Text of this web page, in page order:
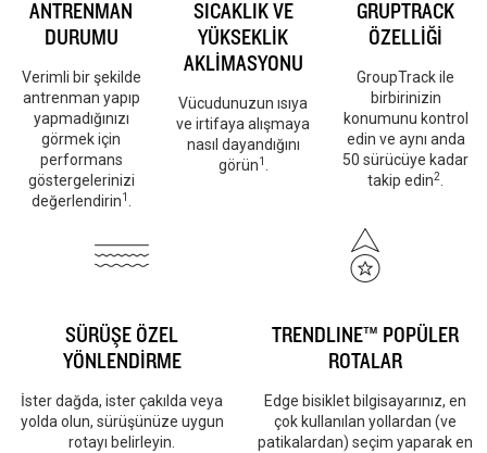
ANTRENMAN
DURUMU
Verimli bir şekilde
antrenman yapıp
yapmadığınızı
görmek için
performans
göstergelerinizi
değerlendirin1 .
SICAKLIK VE
YÜKSEKLİK
AKLİMASYONU
Vücudunuzun ısıya
ve irtifaya alışmaya
nasıl dayandığını
görün1 .
GRUPTRACK
ÖZELLİĞİ
GroupTrack ile
birbirinizin
konumunu kontrol
edin ve aynı anda
50 sürücüye kadar
takip edin2.
SÜRÜŞE ÖZEL
YÖNLENDİRME
İster dağda, ister çakılda veya
yolda olun, sürüşünüze uygun
rotayı belirleyin.
TRENDLINE™ POPÜLER
ROTALAR
Edge bisiklet bilgisayarınız, en
çok kullanılan yollardan (ve
patikalardan) seçim yaparak en